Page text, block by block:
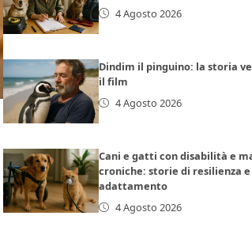
4 Agosto 2026
Dindim il pinguino: la storia
il film
4 Agosto 2026
Cani e gatti con disabilità e
croniche: storie di resilienza e
adattamento
4 Agosto 2026